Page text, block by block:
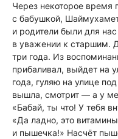
Через некоторое время
с бабушкой,
и родители были для
в уважении к старшим.
три года. Из
прибаливал, выйдет на
года, гуляю на улице
вышла, смотрит — а у
«Бабай, ты что! У тебя
«Да ладно, это
и пышечка!» Насчёт